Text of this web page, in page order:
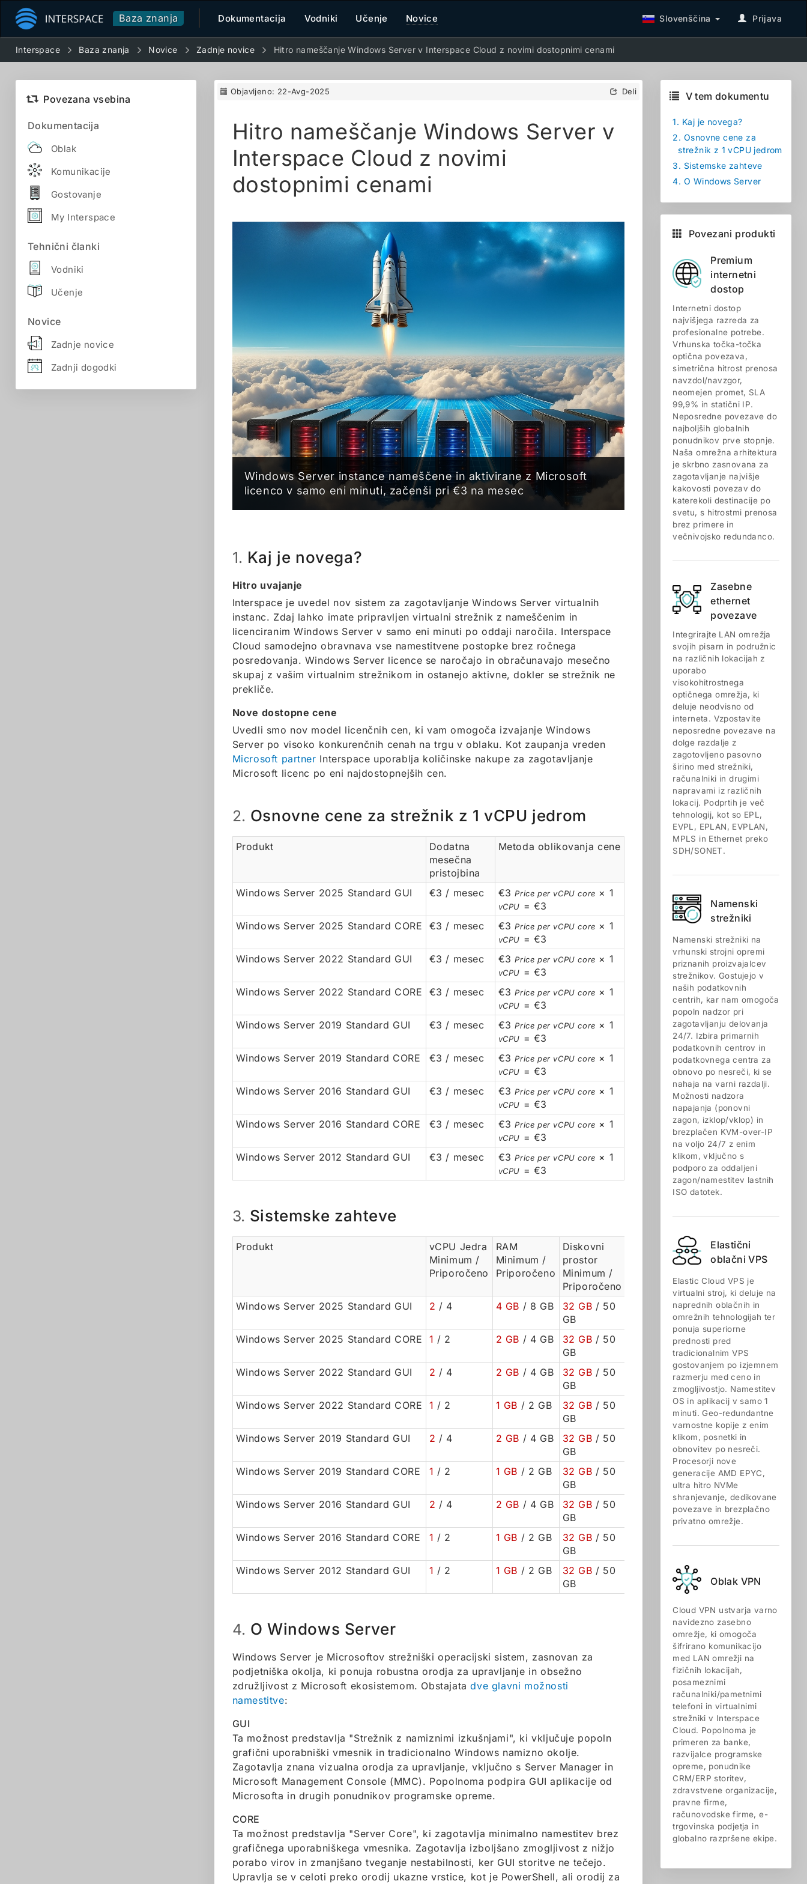
Baza znanja Dokumentacija Vodniki Učenje Novice Slovenščina Prijava
Interspace Baza znanja Novice Zadnje novice Hitro nameščanje Windows Server v Interspace Cloud z novimi dostopnimi cenami
Povezana vsebina
Dokumentacija
Oblak
Komunikacije
Gostovanje
My Interspace
Tehnični članki
Vodniki
Učenje
Novice
Zadnje novice
Zadnji dogodki
Objavljeno: 22-Avg-2025 Deli
Hitro nameščanje Windows Server v
Interspace Cloud z novimi
dostopnimi cenami
Windows Server instance nameščene in aktivirane z Microsoft
licenco v samo eni minuti, začenši pri €3 na mesec
1. Kaj je novega?
Hitro uvajanje
Interspace je uvedel nov sistem za zagotavljanje Windows Server virtualnih
instanc. Zdaj lahko imate pripravljen virtualni strežnik z nameščenim in
licenciranim Windows Server v samo eni minuti po oddaji naročila. Interspace
Cloud samodejno obravnava vse namestitvene postopke brez ročnega
posredovanja. Windows Server licence se naročajo in obračunavajo mesečno
skupaj z vašim virtualnim strežnikom in ostanejo aktivne, dokler se strežnik ne
prekliče.
Nove dostopne cene
Uvedli smo nov model licenčnih cen, ki vam omogoča izvajanje Windows
Server po visoko konkurenčnih cenah na trgu v oblaku. Kot zaupanja vreden
Microsoft partner Interspace uporablja količinske nakupe za zagotavljanje
Microsoft licenc po eni najdostopnejših cen.
2. Osnovne cene za strežnik z 1 vCPU jedrom
Produkt
Dodatna
mesečna
pristojbina
Metoda oblikovanja cene
Windows Server 2025 Standard GUI €3 / mesec €3Price per vCPU core × 1
vCPU = €3
Windows Server 2025 Standard CORE
€3 / mesec €3Price per vCPU core × 1
vCPU = €3
Windows Server 2022 Standard GUI
€3 / mesec €3Price per vCPU core × 1
vCPU = €3
Windows Server 2022 Standard CORE
€3 / mesec €3Price per vCPU core × 1
vCPU = €3
Windows Server 2019 Standard GUI
€3 / mesec €3Price per vCPU core × 1
vCPU = €3
Windows Server 2019 Standard CORE
€3 / mesec €3Price per vCPU core × 1
vCPU = €3
Windows Server 2016 Standard GUI
€3 / mesec €3Price per vCPU core × 1
vCPU = €3
Windows Server 2016 Standard CORE
€3 / mesec €3Price per vCPU core × 1
vCPU = €3
Windows Server 2012 Standard GUI
€3 / mesec €3Price per vCPU core × 1
vCPU = €3
3. Sistemske zahteve
Produkt
vCPU Jedra
Minimum /
Priporočeno
RAM
Minimum /
Priporočeno
Diskovni
prostor
Minimum /
Priporočeno
Windows Server 2025 Standard GUI
2 / 4 4 GB / 8 GB 32 GB / 50
GB
Windows Server 2025 Standard CORE
1 / 2 2 GB / 4 GB 32 GB / 50
GB
Windows Server 2022 Standard GUI
2 / 4 2 GB / 4 GB 32 GB / 50
GB
Windows Server 2022 Standard CORE
1 / 2 1 GB / 2 GB 32 GB / 50
GB
Windows Server 2019 Standard GUI
2 / 4 2 GB / 4 GB 32 GB / 50
GB
Windows Server 2019 Standard CORE
1 / 2 1 GB / 2 GB 32 GB / 50
GB
Windows Server 2016 Standard GUI
2 / 4 2 GB / 4 GB 32 GB / 50
GB
Windows Server 2016 Standard CORE
1 / 2 1 GB / 2 GB 32 GB / 50
GB
Windows Server 2012 Standard GUI
1 / 2 1 GB / 2 GB 32 GB / 50
GB
4. O Windows Server
Windows Server je Microsoftov strežniški operacijski sistem, zasnovan za
podjetniška okolja, ki ponuja robustna orodja za upravljanje in obsežno
združljivost z Microsoft ekosistemom. Obstajatadve glavni možnosti
namestitve:
GUI
Ta možnost predstavlja "Strežnik z namiznimi izkušnjami", ki vključuje popoln
grafični uporabniški vmesnik in tradicionalno Windows namizno okolje.
Zagotavlja znana vizualna orodja za upravljanje, vključno s Server Manager in
Microsoft Management Console (MMC). Popolnoma podpira GUI aplikacije od
Microsofta in drugih ponudnikov programske opreme.
CORE
Ta možnost predstavlja "Server Core", ki zagotavlja minimalno namestitev brez
grafičnega uporabniškega vmesnika. Zagotavlja izboljšano zmogljivost z nižjo
porabo virov in zmanjšano tveganje nestabilnosti, ker GUI storitve ne tečejo.
Upravlja se v celoti preko orodij ukazne vrstice, kot je PowerShell, ali orodij za
V tem dokumentu
1. Kaj je novega?
2. Osnovne cene za
strežnik z 1 vCPU jedrom
3. Sistemske zahteve
4. O Windows Server
Povezani produkti
Premium
internetni
dostop
Internetni dostop
najvišjega razreda za
profesionalne potrebe.
Vrhunska točka-točka
optična povezava,
simetrična hitrost prenosa
navzdol/navzgor,
neomejen promet, SLA
99,9% in statični IP.
Neposredne povezave do
najboljših globalnih
ponudnikov prve stopnje.
Naša omrežna arhitektura
je skrbno zasnovana za
zagotavljanje najvišje
kakovosti povezav do
katerekoli destinacije po
svetu, s hitrostmi prenosa
brez primere in
večnivojsko redundanco.
Zasebne
ethernet
povezave
Integrirajte LAN omrežja
svojih pisarn in podružnic
na različnih lokacijah z
uporabo
visokohitrostnega
optičnega omrežja, ki
deluje neodvisno od
interneta. Vzpostavite
neposredne povezave na
dolge razdalje z
zagotovljeno pasovno
širino med strežniki,
računalniki in drugimi
napravami iz različnih
lokacij. Podprtih je več
tehnologij, kot so EPL,
EVPL, EPLAN, EVPLAN,
MPLS in Ethernet preko
SDH/SONET.
Namenski
strežniki
Namenski strežniki na
vrhunski strojni opremi
priznanih proizvajalcev
strežnikov. Gostujejo v
naših podatkovnih
centrih, kar nam omogoča
popoln nadzor pri
zagotavljanju delovanja
24/7. Izbira primarnih
podatkovnih centrov in
podatkovnega centra za
obnovo po nesreči, ki se
nahaja na varni razdalji.
Možnosti nadzora
napajanja (ponovni
zagon, izklop/vklop) in
brezplačen KVM-over-IP
na voljo 24/7 z enim
klikom, vključno s
podporo za oddaljeni
zagon/namestitev lastnih
ISO datotek.
Elastični
oblačni VPS
Elastic Cloud VPS je
virtualni stroj, ki deluje na
naprednih oblačnih in
omrežnih tehnologijah ter
ponuja superiorne
prednosti pred
tradicionalnim VPS
gostovanjem po izjemnem
razmerju med ceno in
zmogljivostjo. Namestitev
OS in aplikacij v samo 1
minuti. Geo-redundantne
varnostne kopije z enim
klikom, posnetki in
obnovitev po nesreči.
Procesorji nove
generacije AMD EPYC,
ultra hitro NVMe
shranjevanje, dedikovane
povezave in brezplačno
privatno omrežje.
Oblak VPN
Cloud VPN ustvarja varno
navidezno zasebno
omrežje, ki omogoča
šifrirano komunikacijo
med LAN omrežji na
fizičnih lokacijah,
posameznimi
računalniki/pametnimi
telefoni in virtualnimi
strežniki v Interspace
Cloud. Popolnoma je
primeren za banke,
razvijalce programske
opreme, ponudnike
CRM/ERP storitev,
zdravstvene organizacije,
pravne firme,
računovodske firme, e-
trgovinska podjetja in
globalno razpršene ekipe.